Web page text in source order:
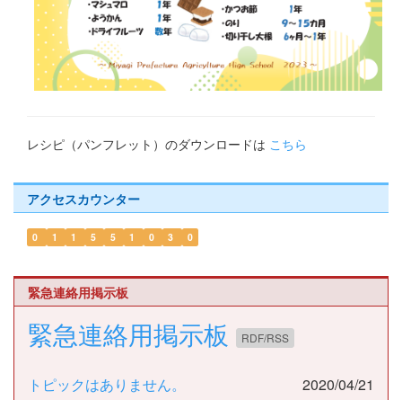
レシピ（パンフレット）のダウンロードは こちら
アクセスカウンター
0 1 1 5 5 1 0 3 0
緊急連絡用掲示板
緊急連絡用掲示板 RDF/RSS
トピックはありません。 2020/04/21